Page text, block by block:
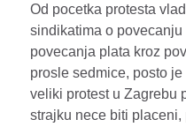
Od pocetka protesta
sindikatima o
povecanja plata kroz
prosle sedmice, posto
veliki protest u Zagrebu
strajku nece biti